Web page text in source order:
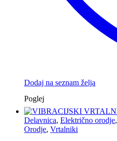
Dodaj na seznam želja
Poglej
Delavnica, Električno orodje,
Orodje, Vrtalniki